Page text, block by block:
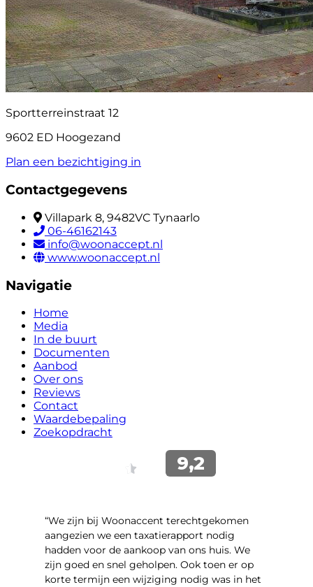
Sportterreinstraat 12
9602 ED Hoogezand
Plan een bezichtiging in
Contactgegevens
Villapark 8, 9482VC Tynaarlo
06-46162143
info@woonaccept.nl
www.woonaccept.nl
Navigatie
Home
Media
In de buurt
Documenten
Aanbod
Over ons
Reviews
Contact
Waardebepaling
Zoekopdracht
“We zijn bij Woonaccent terechtgekomen
aangezien we een taxatierapport nodig
hadden voor de aankoop van ons huis. We
zijn goed en snel geholpen. Ook toen er op
korte termijn een wijziging nodig was in het